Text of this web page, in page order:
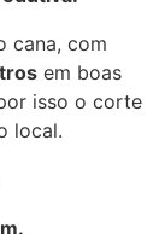
cana, com
em boas
isso o corte
local.